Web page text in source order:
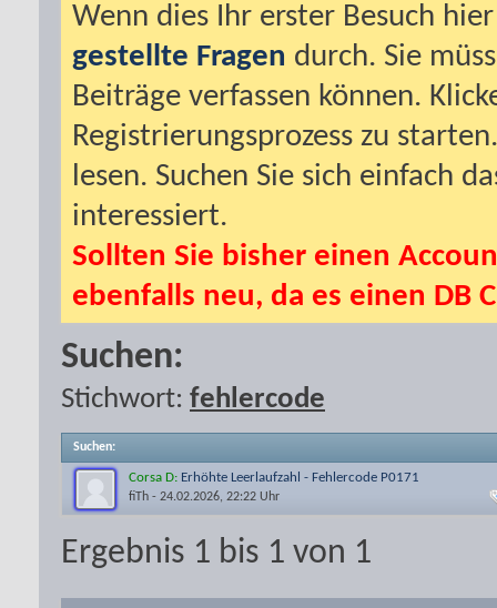
Wenn dies Ihr erster Besuch
gestellte Fragen durch. Sie
Beiträge verfassen können.
Registrierungsprozess zu
lesen. Suchen Sie sich einfach
interessiert.
Sollten Sie bisher einen
ebenfalls neu, da es einen DB
Suchen:
Stichwort: fehlercode
Suchen:
Corsa D: Erhöhte Leerlaufzahl - Fehlercode P0171
fiTh - 24.02.2026, 22:22 Uhr
Ergebnis 1 bis 1 von 1